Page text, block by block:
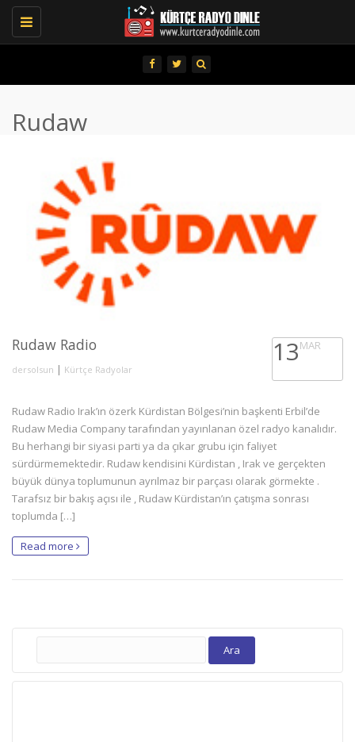
Toggle
navigation
Rudaw
Rudaw Radio
dersolsun | Kürtçe Radyolar
13MAR
Rudaw Radio Irak’ın özerk Kürdistan Bölgesi’nin başkenti Erbil’de
Rudaw Media Company tarafından yayınlanan özel radyo kanalıdır.
Bu herhangi bir siyasi parti ya da çıkar grubu için faliyet
sürdürmemektedir. Rudaw kendisini Kürdistan , Irak ve gerçekten
büyük dünya toplumunun ayrılmaz bir parçası olarak görmekte .
Tarafsız bir bakış açısı ile , Rudaw Kürdistan’ın çatışma sonrası
toplumda […]
Read more
Arama: